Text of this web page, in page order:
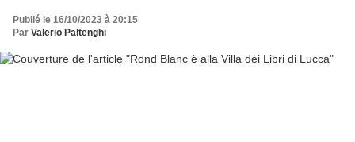
Publié le 16/10/2023 à 20:15
Par Valerio Paltenghi